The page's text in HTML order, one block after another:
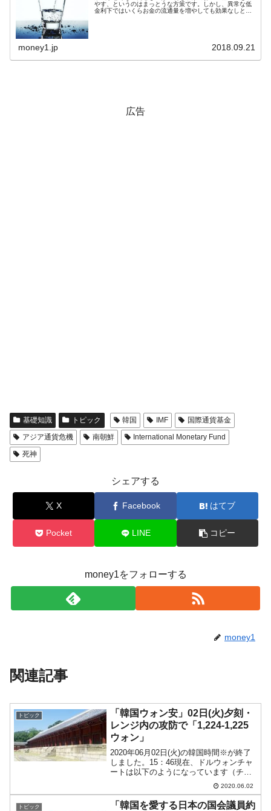
Fact1 平成仮面ライダーの意外すぎるモチーフとは？
Fact1
発表から2日で大崩壊、鳴かず飛ばずに終わりそう
なスーパーリーグとは？
甲子園通算本塁打、最多の清原に次いで多く打っ
やす、というのはまっとうな方策です。しかし、異常な低
金利下ではいくらお金の流通量を増やしても効果なしとい
money1.jp 2018.09.21
広告
基礎知識 トピック 韓国 IMF
国際通貨基金
アジア通貨危機
南朝鮮
International Monetary Fund
死神
シェアする
X Facebook はてブ
Pocket LINE コピー
money1をフォローする
money1
関連記事
トピック
「韓国ウォン安」02日(火)夕刻・
レンジ内の攻防で「1,224-1,225
ウォン」
2020年06月02日(火)の韓国時間※が終了
しました。15：46現在、ドルウォンチャ
ートは以下のようになっています（チャ
ートは『Investing.com』より引用：以下
同）。短いながらも陽線でウォン安進行
となっています。ローソク足1本が...
2020.06.02
トピック
「韓国を愛する日本の国会議員約